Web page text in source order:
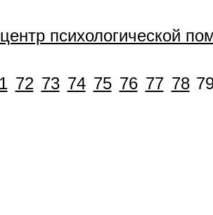
психологической
72 73 74 75 76 77 78